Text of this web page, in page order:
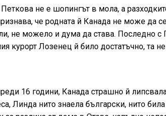
не е шопингът в мола, а
че родната й Канада не може да
не можело и дума да става. Последно
курорт Лозенец й било достатъчно, та
16 години, Канада страшно й
Линда нито знаела български, нито